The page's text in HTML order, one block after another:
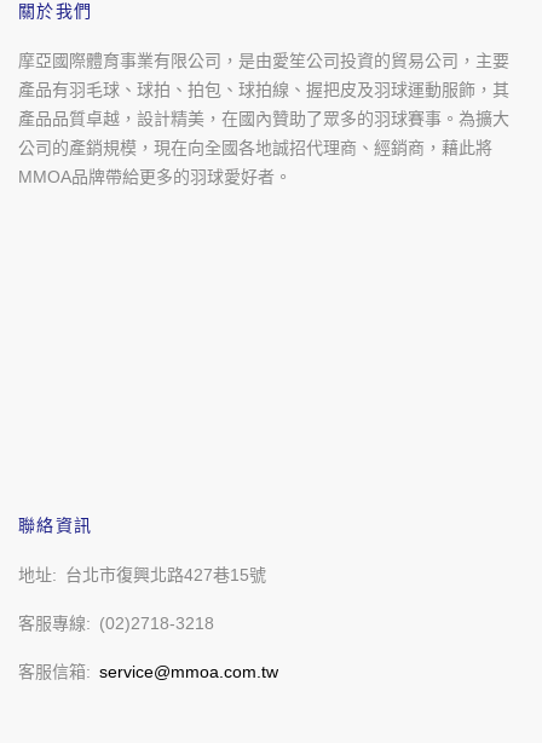
關於我們
摩亞國際體育事業有限公司，是由愛笙公司投資的貿易公司，主要
產品有羽毛球、球拍、拍包、球拍線、握把皮及羽球運動服飾，其
產品品質卓越，設計精美，在國內贊助了眾多的羽球賽事。為擴大
公司的產銷規模，現在向全國各地誠招代理商、經銷商，藉此將
MMOA品牌帶給更多的羽球愛好者。
聯絡資訊
地址 台北市復興北路427巷15號
客服專線 (02)2718-3218
客服信箱 service@mmoa.com.tw